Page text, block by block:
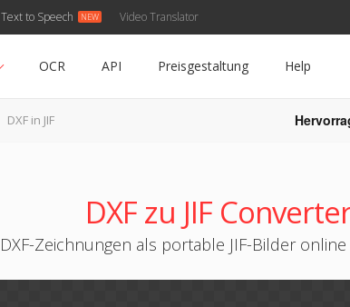
Text to Speech Video Translator
OCR API Preisgestaltung Help
DXF in JIF
DXF zu JIF
DXF-Zeichnungen als portable JIF-Bilder